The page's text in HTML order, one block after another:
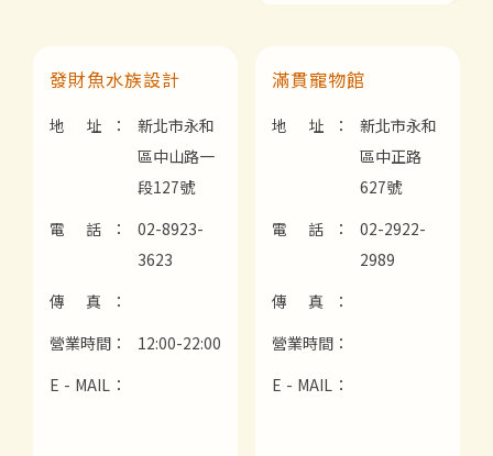
發財魚水族設計
地 址：
新北市永和
區中山路一
段127號
電 話：
02-8923-
3623
傳 真：
營業時間：
12:00-22:00
E - MAIL：
滿貫寵物館
地 址：
新北市永和
區中正路
627號
電 話：
02-2922-
2989
傳 真：
營業時間：
E - MAIL：